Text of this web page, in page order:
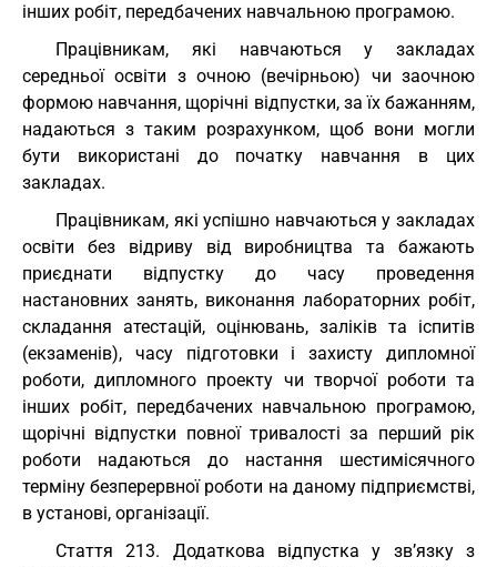
інших робіт, передбачених навчальною програмою.
Працівникам, які навчаються у закладах
середньої освіти з очною (вечірньою) чи заочною
формою навчання, щорічні відпустки, за їх бажанням,
надаються з таким розрахунком, щоб вони могли
бути використані до початку навчання в цих
закладах.
Працівникам, які успішно навчаються у закладах
освіти без відриву від виробництва та бажають
приєднати відпустку до часу проведення
настановних занять, виконання лабораторних робіт,
складання атестацій, оцінювань, заліків та іспитів
(екзаменів), часу підготовки і захисту дипломної
роботи, дипломного проекту чи творчої роботи та
інших робіт, передбачених навчальною програмою,
щорічні відпустки повної тривалості за перший рік
роботи надаються до настання шестимісячного
терміну безперервної роботи на даному підприємстві,
в установі, організації.
Cтаття 213. Додаткова відпустка у зв’язку з